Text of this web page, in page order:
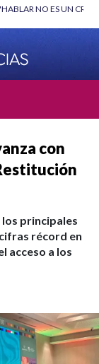
CORAL |
con
principales
récord en
acceso a los